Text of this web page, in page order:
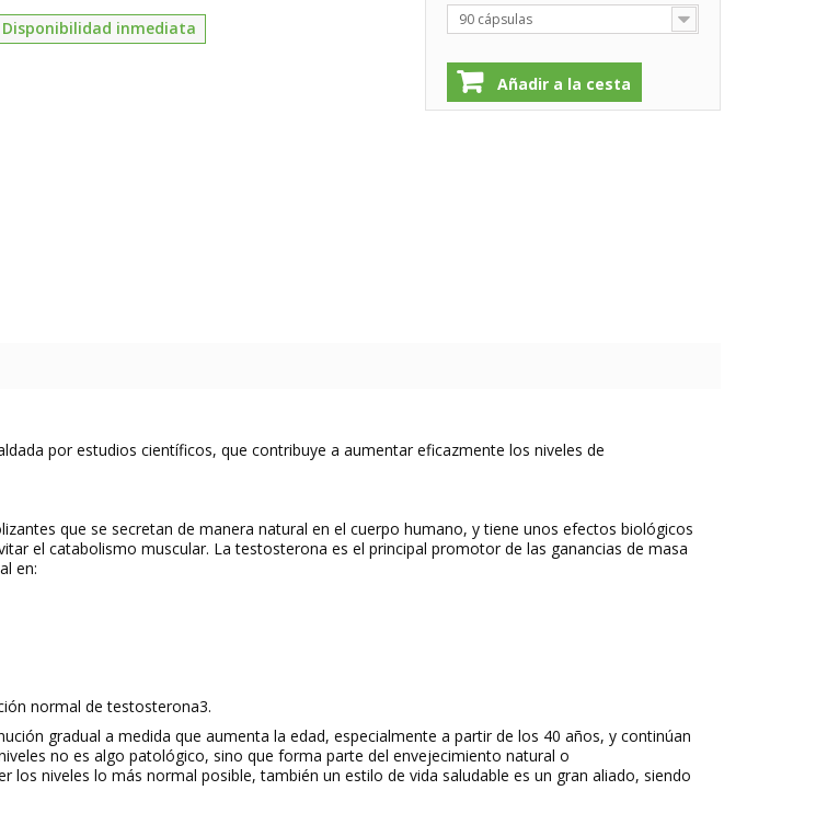
Disponibilidad inmediata 90 cápsulas
Añadir a la cesta
por estudios científicos, que contribuye a aumentar eficazmente los niveles de
que se secretan de manera natural en el cuerpo humano, y tiene unos efectos biológicos
el catabolismo muscular. La testosterona es el principal promotor de las ganancias de masa
en:
normal de testosterona3.
gradual a medida que aumenta la edad, especialmente a partir de los 40 años, y continúan
no es algo patológico, sino que forma parte del envejecimiento natural o
los niveles lo más normal posible, también un estilo de vida saludable es un gran aliado, siendo